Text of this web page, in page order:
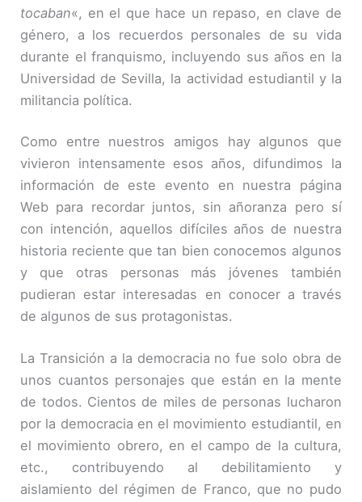
tocaban«, en el que hace un repaso, en clave de
género, a los recuerdos personales de su vida
durante el franquismo, incluyendo sus años en la
Universidad de Sevilla, la actividad estudiantil y la
militancia política.
Como entre nuestros amigos hay algunos que
vivieron intensamente esos años, difundimos la
información de este evento en nuestra página
Web para recordar juntos, sin añoranza pero sí
con intención, aquellos difíciles años de nuestra
historia reciente que tan bien conocemos algunos
y que otras personas más jóvenes también
pudieran estar interesadas en conocer a través
de algunos de sus protagonistas.
La Transición a la democracia no fue solo obra de
unos cuantos personajes que están en la mente
de todos. Cientos de miles de personas lucharon
por la democracia en el movimiento estudiantil, en
el movimiento obrero, en el campo de la cultura,
etc., contribuyendo al debilitamiento y
aislamiento del régimen de Franco, que no pudo